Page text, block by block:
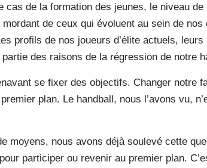
cas de la formation des jeunes, le niveau
mordant de ceux qui évoluent au sein de
profils de nos joueurs d’élite actuels,
partie des raisons de la régression de notre
se fixer des objectifs. Changer notre
plan. Le handball, nous l’avons vu,
moyens, nous avons déjà soulevé cette
participer ou revenir au premier plan.